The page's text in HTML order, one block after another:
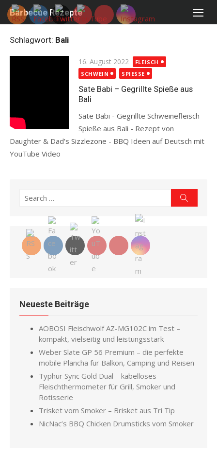
Skip
Barbecue Rezepte
Schlagwort: Bali
Posted
on
16. August 2022
FLEISCH
SCHWEIN
SPIESSE
Sate Babi – Gegrillte Spieße aus
Bali
Sate Babi - Gegrillte Schweinefleisch
Spieße aus Bali - Rezept von
Daughter & Dad's Sizzlezone - BBQ Ideen auf Deutsch mit
YouTube Video
Search
Neueste Beiträge
AOBOSI Fleischwolf AZ-MG102C im Test –
kompakt, vielseitig und leistungsstark
Weber Slate GP 56 Premium – die perfekte
mobile Plancha für Balkon, Camping und Reisen
Typhur Sync Gold Dual – kabelloses
Fleischthermometer für Grill, Smoker und
Rotisserie
Trisket vom Smoker – Brisket aus Tri Tip
NicNac’s BBQ Chicken Drumsticks vom Smoker